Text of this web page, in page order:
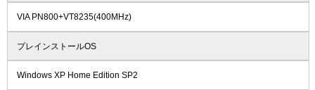
VIA PN800+VT8235(400MHz)
プレインストールOS
Windows XP Home Edition SP2